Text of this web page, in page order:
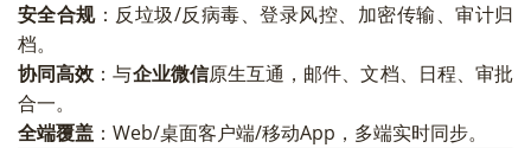
安全合规：反垃圾/反病毒、登录风控、加密传输、审计归
档。
协同高效 ：与企业微信原生互通，邮件、文档、日程、审批
合一。
全端覆盖 ：Web/桌面客户端/移动App，多端实时同步。